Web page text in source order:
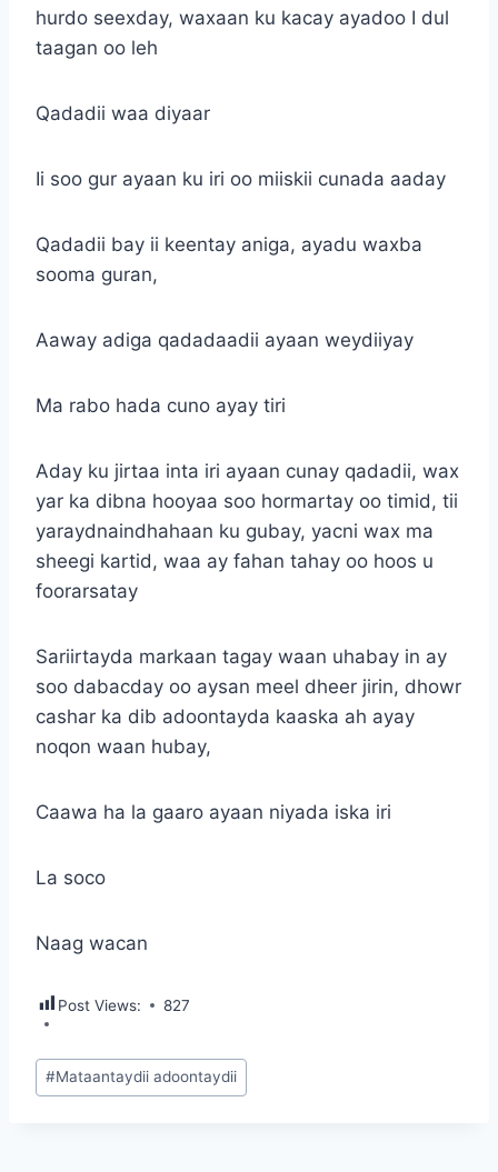
hurdo seexday, waxaan ku kacay ayadoo I dul
taagan oo leh
Qadadii waa diyaar
Ii soo gur ayaan ku iri oo miiskii cunada aaday
Qadadii bay ii keentay aniga, ayadu waxba
sooma guran,
Aaway adiga qadadaadii ayaan weydiiyay
Ma rabo hada cuno ayay tiri
Aday ku jirtaa inta iri ayaan cunay qadadii, wax
yar ka dibna hooyaa soo hormartay oo timid, tii
yaraydnaindhahaan ku gubay, yacni wax ma
sheegi kartid, waa ay fahan tahay oo hoos u
foorarsatay
Sariirtayda markaan tagay waan uhabay in ay
soo dabacday oo aysan meel dheer jirin, dhowr
cashar ka dib adoontayda kaaska ah ayay
noqon waan hubay,
Caawa ha la gaaro ayaan niyada iska iri
La soco
Naag wacan
Post Views: 827
Post
Tags:
#Mataantaydii adoontaydii